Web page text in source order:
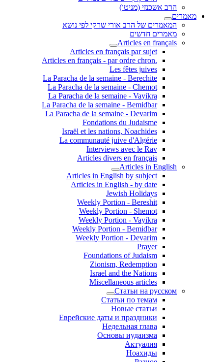
הרב אשכנזי (מניטו)
מאמרים
המאמרים של הרב אורי שרקי לפי נושא
מאמרים חדשים
Articles en français
Articles en français par sujet
.Articles en français - par ordre chron
Les fêtes juives
La Paracha de la semaine - Berechite
La Paracha de la semaine - Chemot
La Paracha de la semaine - Vayikra
La Paracha de la semaine - Bemidbar
La Paracha de la semaine - Devarim
Fondations du Judaisme
Israël et les nations, Noachides
La communauté juive d'Algérie
Interviews avec le Rav
Articles divers en français
Articles in English
Articles in English by subject
Articles in English - by date
Jewish Holidays
Weekly Portion - Bereshit
Weekly Portion - Shemot
Weekly Portion - Vayikra
Weekly Portion - Bemidbar
Weekly Portion - Devarim
Prayer
Foundations of Judaism
Zionism, Redemption
Israel and the Nations
Miscellaneous articles
Статьи на русском
Статьи по темам
Новые статьи
Еврейские даты и праздники
Недельная глава
Основы иудаизма
Актуалия
Ноахиды